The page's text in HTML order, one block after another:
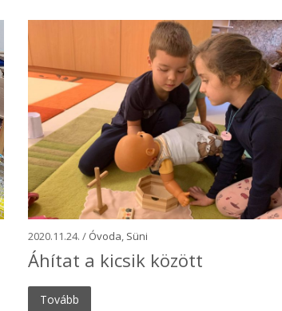
2020.11.24. / Óvoda, Süni
Áhítat a kicsik között
Tovább